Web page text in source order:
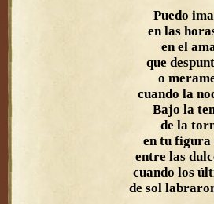
Puedo
en las
en el
que
o
cuando la
Bajo la
de la
en tu figura
entre las
cuando los
de sol